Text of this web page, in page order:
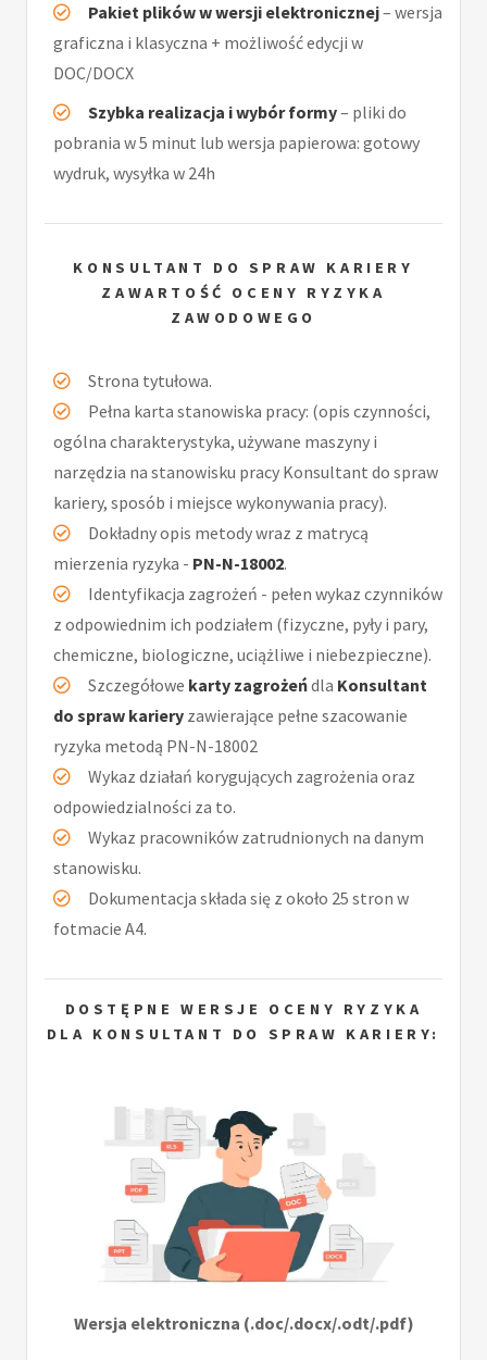
Pakiet plików w wersji elektronicznej– wersja
graficzna i klasyczna + możliwość edycji w
DOC/DOCX
Szybka realizacja i wybór formy– pliki do
pobrania w 5 minut lub wersja papierowa: gotowy
wydruk, wysyłka w 24h
KONSULTANT DO SPRAW KARIERY
ZAWARTOŚĆ OCENY RYZYKA
ZAWODOWEGO
Strona tytułowa.
Pełna karta stanowiska pracy: (opis czynności,
ogólna charakterystyka, używane maszyny i
narzędzia na stanowisku pracy Konsultant do spraw
kariery, sposób i miejsce wykonywania pracy).
Dokładny opis metody wraz z matrycą
mierzenia ryzyka - PN-N-18002.
Identyfikacja zagrożeń - pełen wykaz czynników
z odpowiednim ich podziałem (fizyczne, pyły i pary,
chemiczne, biologiczne, uciążliwe i niebezpieczne).
Szczegółowe karty zagrożeńdla Konsultant
do spraw kariery zawierające pełne szacowanie
ryzyka metodą PN-N-18002
Wykaz działań korygujących zagrożenia oraz
odpowiedzialności za to.
Wykaz pracowników zatrudnionych na danym
stanowisku.
Dokumentacja składa się z około 25 stron w
fotmacie A4.
DOSTĘPNE WERSJE OCENY RYZYKA
DLA KONSULTANT DO SPRAW KARIERY:
Wersja elektroniczna (.doc/.docx/.odt/.pdf)